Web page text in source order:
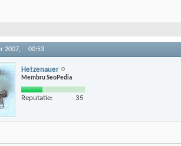
2007, 00:53
Hetzenauer
Membru SeoPedia
Reputatie: 35